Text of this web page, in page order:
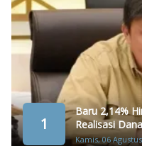
1
Baru 2,14%
Realisasi
Kamis, 06